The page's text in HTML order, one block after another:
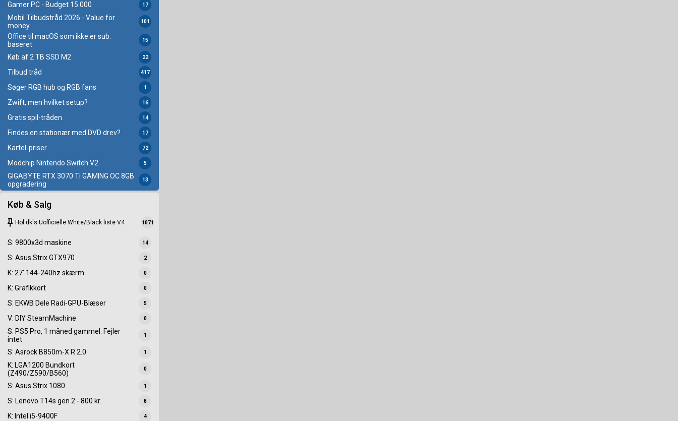
Gamer PC - Budget 15.000 17
Mobil Tilbudstråd 2026 - Value for
money
101
Office til macOS som ikke er sub.
baseret
15
Køb af 2 TB SSD M2 22
Tilbud tråd 417
Søger RGB hub og RGB fans 1
Zwift, men hvilket setup? 16
Gratis spil-tråden 14
Findes en stationær med DVD drev? 17
Kartel-priser 72
Modchip Nintendo Switch V2 5
GIGABYTE RTX 3070 Ti GAMING OC 8GB
opgradering
13
Køb & Salg
keep Hol.dk's Uofficielle White/Black liste V4 1071
S: 9800x3d maskine 14
S: Asus Strix GTX970 2
K: 27' 144-240hz skærm 0
K: Grafikkort 0
S: EKWB Dele Radi-GPU-Blæser 5
V: DIY SteamMachine 0
S: PS5 Pro, 1 måned gammel. Fejler
intet
1
S: Asrock B850m-X R 2.0 1
K: LGA1200 Bundkort
(Z490/Z590/B560)
0
S: Asus Strix 1080 1
S: Lenovo T14s gen 2 - 800 kr. 8
K: Intel i5-9400F 4